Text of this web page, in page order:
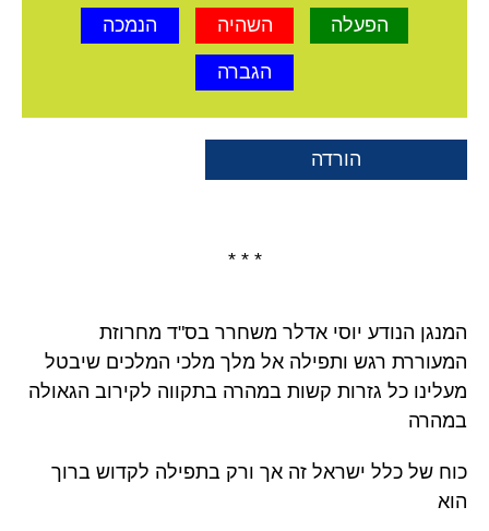
הפעלה השהיה הנמכה
הגברה
הורדה
* * *
המנגן הנודע יוסי אדלר משחרר בס"ד מחרוזת
המעוררת רגש ותפילה אל מלך מלכי המלכים שיבטל
מעלינו כל גזרות קשות במהרה בתקווה לקירוב הגאולה
במהרה
כוח של כלל ישראל זה אך ורק בתפילה לקדוש ברוך
הוא